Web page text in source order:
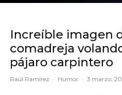
Increíble imagen
comadreja
pájaro carpintero
Raúl Ramírez · Humor · 3 marzo,